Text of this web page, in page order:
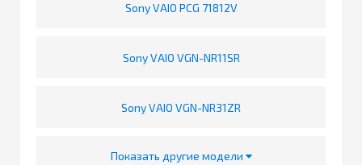
Sony VAIO PCG 71812V
Sony VAIO VGN-NR11SR
Sony VAIO VGN-NR31ZR
Показать другие модели